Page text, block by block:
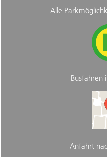
Alle
Busfahren
Anfahrt